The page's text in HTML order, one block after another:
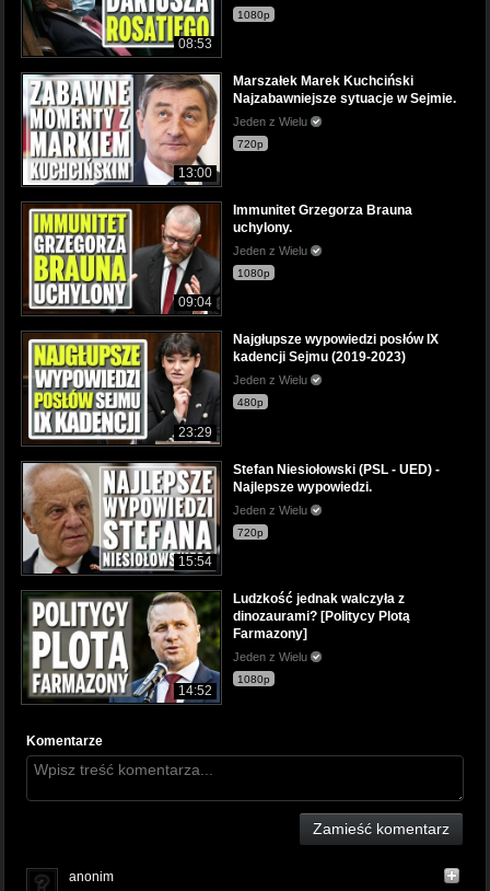
08:53
1080p
13:00
Marszałek Marek Kuchciński
Najzabawniejsze sytuacje w Sejmie.
Jeden z Wielu
720p
09:04
Immunitet Grzegorza Brauna
uchylony.
Jeden z Wielu
1080p
23:29
Najgłupsze wypowiedzi posłów IX
kadencji Sejmu (2019-2023)
Jeden z Wielu
480p
15:54
Stefan Niesiołowski (PSL - UED) -
Najlepsze wypowiedzi.
Jeden z Wielu
720p
14:52
Ludzkość jednak walczyła z
dinozaurami? [Politycy Plotą
Farmazony]
Jeden z Wielu
1080p
Komentarze
Zamieść komentarz
anonim